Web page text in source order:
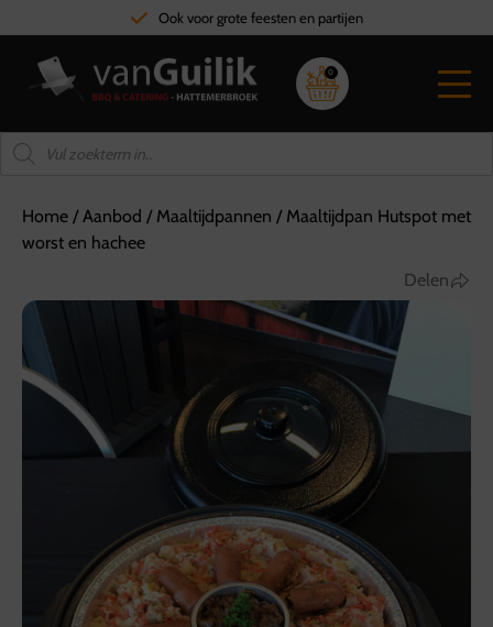
0
Home /Aanbod / Maaltijdpannen / Maaltijdpan Hutspot met
worst en hachee
Delen